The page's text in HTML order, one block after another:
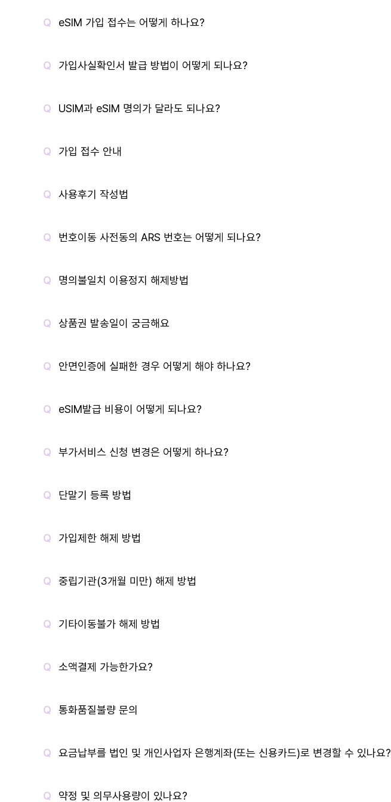
eSIM 가입 접수는 어떻게 하나요?
가입사실확인서 발급 방법이 어떻게 되나요?
USIM과 eSIM 명의가 달라도 되나요?
가입 접수 안내
사용후기 작성법
번호이동 사전동의 ARS 번호는 어떻게 되나요?
명의불일치 이용정지 해제방법
상품권 발송일이 궁금해요
안면인증에 실패한 경우 어떻게 해야 하나요?
eSIM발급 비용이 어떻게 되나요?
부가서비스 신청 변경은 어떻게 하나요?
단말기 등록 방법
가입제한 해제 방법
중립기관(3개월 미만) 해제 방법
기타이동불가 해제 방법
소액결제 가능한가요?
통화품질불량 문의
요금납부를 법인 및 개인사업자 은행계좌(또는 신용카드)로 변경할 수 있나요?
약정 및 의무사용량이 있나요?